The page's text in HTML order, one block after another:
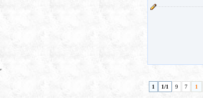
1 1/1 9 7 1